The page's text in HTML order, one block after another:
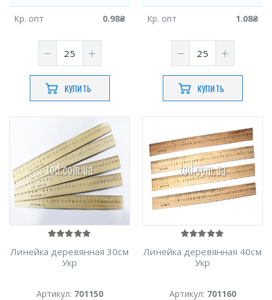
Кр. опт 0.98₴
КУПИТЬ
Кр. опт 1.08₴
КУПИТЬ
Линейка деревянная 30см
Укр
Артикул: 701150
Линейка деревянная 40см
Укр
Артикул: 701160